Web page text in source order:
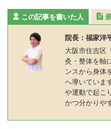
この記事を書いた人
院長：福家洋
大阪市住吉区
灸・整体を軸
ンスから身体
へ導いていま
や運動で起こ
かつ分かりや